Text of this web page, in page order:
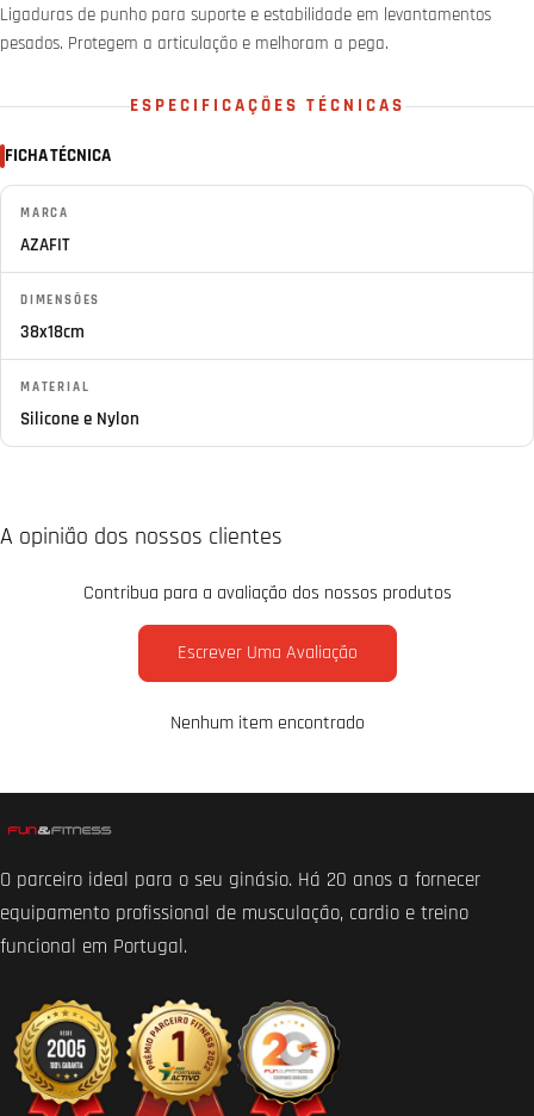
Ligaduras de punho para suporte e estabilidade em levantamentos
pesados. Protegem a articulação e melhoram a pega.
ESPECIFICAÇÕES TÉCNICAS
FICHA TÉCNICA
MARCA
AZAFIT
DIMENSÕES
38x18cm
MATERIAL
Silicone e Nylon
A opinião dos nossos clientes
Contribua para a avaliação dos nossos produtos
Escrever Uma Avaliação
Nenhum item encontrado
O parceiro ideal para o seu ginásio. Há 20 anos a fornecer
equipamento profissional de musculação, cardio e treino
funcional em Portugal.